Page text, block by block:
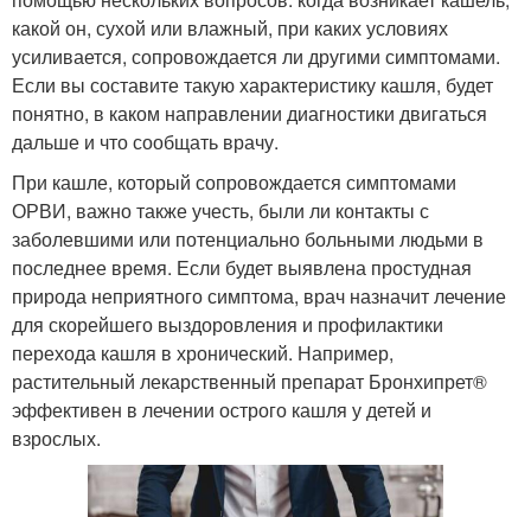
какой он, сухой или влажный, при каких условиях
усиливается, сопровождается ли другими симптомами.
Если вы составите такую характеристику кашля, будет
понятно, в каком направлении диагностики двигаться
дальше и что сообщать врачу.
При кашле, который сопровождается симптомами
ОРВИ, важно также учесть, были ли контакты с
заболевшими или потенциально больными людьми в
последнее время. Если будет выявлена простудная
природа неприятного симптома, врач назначит лечение
для скорейшего выздоровления и профилактики
перехода кашля в хронический. Например,
растительный лекарственный препарат Бронхипрет®
эффективен в лечении острого кашля у детей и
взрослых.